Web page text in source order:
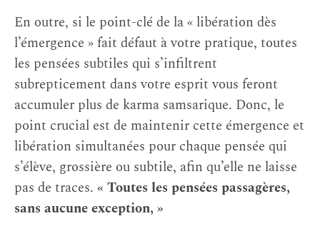
En outre, si le point-clé de la « libération dès
l’émergence » fait défaut à votre pratique, toutes
les pensées subtiles qui s’infiltrent
subrepticement dans votre esprit vous feront
accumuler plus de karma samsarique. Donc, le
point crucial est de maintenir cette émergence et
libération simultanées pour chaque pensée qui
s’élève, grossière ou subtile, afin qu’elle ne laisse
pas de traces. « Toutes les pensées passagères,
sans aucune exception, »